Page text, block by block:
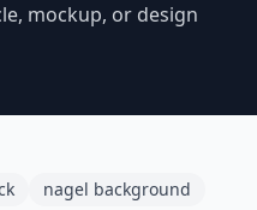
mockup, or design
nagel background